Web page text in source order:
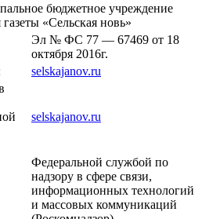
бюджетное учреждение
«Сельская новь»
Эл № ФС 77 — 67469 от 18
октября 2016г.
selskajanov.ru
selskajanov.ru
Федеральной службой по
надзору в сфере связи,
информационных технологий
и массовых коммуникаций